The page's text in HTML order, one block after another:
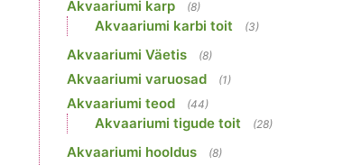
Akvaariumi karp (8)
Akvaariumi karbi toit (3)
Akvaariumi Väetis (8)
Akvaariumi varuosad (1)
Akvaariumi teod (44)
Akvaariumi tigude toit (28)
Akvaariumi hooldus (8)